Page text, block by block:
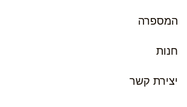
המספרה
חנות
יצירת קשר